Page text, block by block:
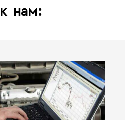
к нам: